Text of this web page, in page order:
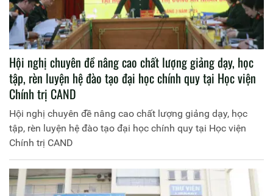
Hội nghị chuyên đề nâng cao chất lượng giảng dạy, học
tập, rèn luyện hệ đào tạo đại học chính quy tại Học viện
Chính trị CAND
Hội nghị chuyên đề nâng cao chất lượng giảng dạy, học
tập, rèn luyện hệ đào tạo đại học chính quy tại Học viện
Chính trị CAND